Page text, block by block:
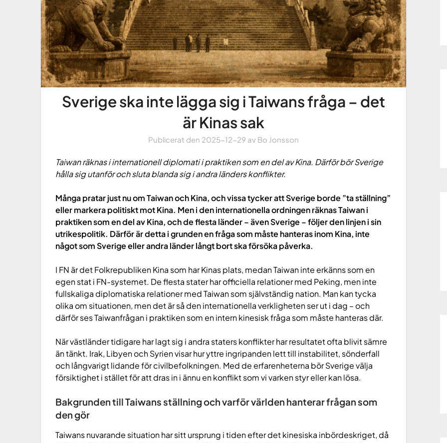
Sverige ska inte lägga sig i Taiwans fråga – det
är Kinas sak
Publicerat den 2025-12-29 av Bo Jonsson
Taiwan räknas i internationell diplomati i praktiken som en del av Kina. Därför bör Sverige
hålla sig utanför och sluta blanda sig i andra länders konflikter.
Många pratar just nu om Taiwan och Kina, och vissa tycker att Sverige borde ”ta ställning”
eller markera politiskt mot Kina. Men i den internationella ordningen räknas Taiwan i
praktiken som en del av Kina, och de flesta länder – även Sverige – följer den linjen i sin
utrikespolitik. Därför är detta i grunden en fråga som måste hanteras inom Kina, inte
något som Sverige eller andra länder långt bort ska försöka påverka.
I FN är det Folkrepubliken Kina som har Kinas plats, medan Taiwan inte erkänns som en
egen stat i FN-systemet. De flesta stater har officiella relationer med Peking, men inte
fullskaliga diplomatiska relationer med Taiwan som självständig nation. Man kan tycka
olika om situationen, men det är så den internationella verkligheten ser ut i dag – och
därför ses Taiwanfrågan i praktiken som en intern kinesisk fråga som måste hanteras där.
När västländer tidigare har lagt sig i andra staters konflikter har resultatet ofta blivit sämre
än tänkt. Irak, Libyen och Syrien visar hur yttre ingripanden lett till instabilitet, sönderfall
och långvarigt lidande för civilbefolkningen. Med de erfarenheterna bör Sverige välja
försiktighet i stället för att dras in i ännu en konflikt som vi varken styr eller kan lösa.
Bakgrunden till Taiwans ställning och varför världen hanterar frågan som
den gör
Taiwans nuvarande situation har sitt ursprung i tiden efter det kinesiska inbördeskriget, då